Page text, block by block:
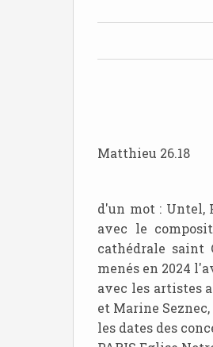
Matthieu 26.18
d'un mot : Untel,
avec le
cathédrale saint
menés en 2024
avec les artistes
et Marine
les dates des